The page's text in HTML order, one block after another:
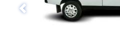
Назад